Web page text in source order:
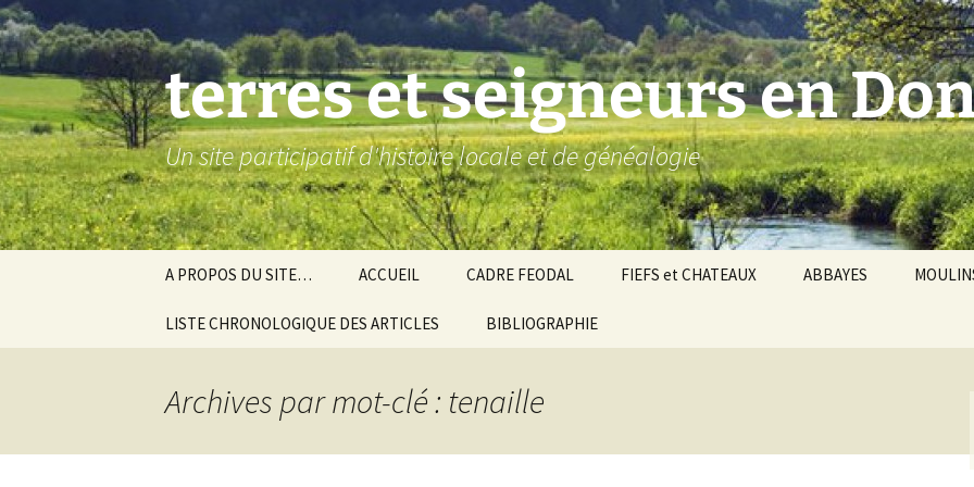
Aller
au
contenu
terres et seigneurs en
Un site participatif d'histoire locale et de généalogie
A PROPOS DU SITE… ACCUEIL CADRE FEODAL
Baronnie de Donzy
FIEFS et CHATEAUX ABBAYES
LISTE CHRONOLOGIQUE DES ARTICLES BIBLIOGRAPHIE
Archives par mot-clé : tenaille